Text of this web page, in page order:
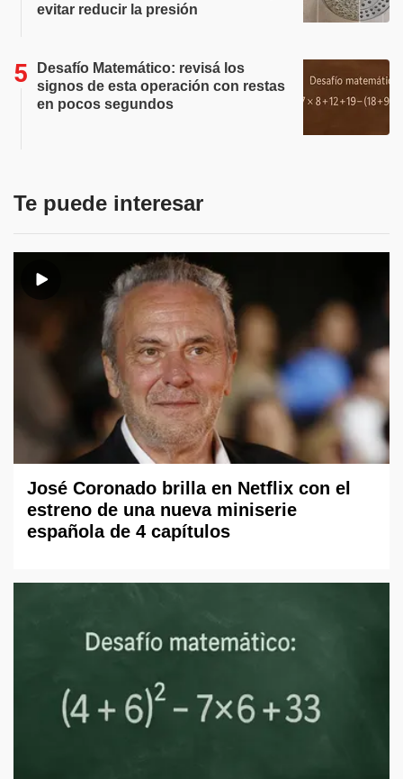
evitar reducir la presión
Desafío Matemático: revisá los
signos de esta operación con restas
en pocos segundos
Te puede interesar
José Coronado brilla en Netflix con el
estreno de una nueva miniserie
española de 4 capítulos